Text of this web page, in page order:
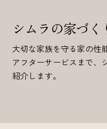
シムラの家づく
大切な家族を守る家の性
アフターサービスまで、
紹介します。